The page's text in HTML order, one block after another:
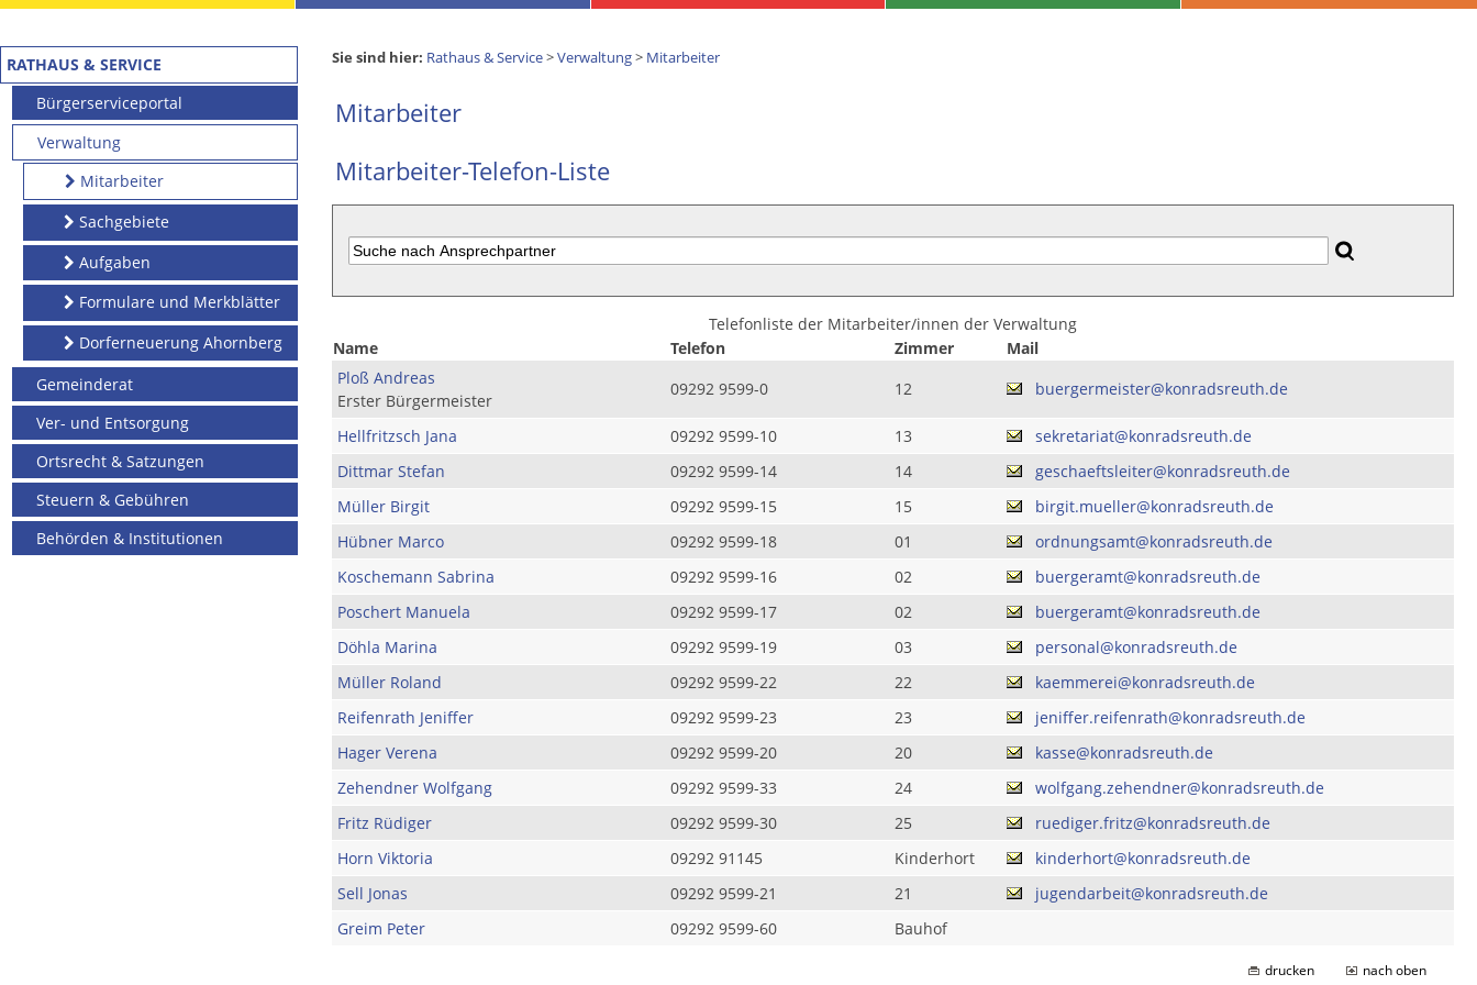
RATHAUS & SERVICE
Bürgerserviceportal
Verwaltung
Mitarbeiter
Sachgebiete
Aufgaben
Formulare und Merkblätter
Dorferneuerung Ahornberg
Gemeinderat
Ver- und Entsorgung
Ortsrecht & Satzungen
Steuern & Gebühren
Behörden & Institutionen
Sie sind hier: Rathaus & Service>Verwaltung> Mitarbeiter
Mitarbeiter
Mitarbeiter-Telefon-Liste
Telefonliste der Mitarbeiter/innen der Verwaltung
Name
Telefon Zimmer
Mail
Ploß Andreas
Erster Bürgermeister
09292 9599-0 12 buergermeister@konradsreuth.de
Hellfritzsch Jana 09292 9599-10 13
sekretariat@konradsreuth.de
Dittmar Stefan
09292 9599-14 14
geschaeftsleiter@konradsreuth.de
Müller Birgit
09292 9599-15 15
birgit.mueller@konradsreuth.de
Hübner Marco
09292 9599-18 01
ordnungsamt@konradsreuth.de
Koschemann Sabrina
09292 9599-16 02
buergeramt@konradsreuth.de
Poschert Manuela
09292 9599-17 02
buergeramt@konradsreuth.de
Döhla Marina
09292 9599-19 03
personal@konradsreuth.de
Müller Roland
09292 9599-22 22
kaemmerei@konradsreuth.de
Reifenrath Jeniffer
09292 9599-23 23
jeniffer.reifenrath@konradsreuth.de
Hager Verena
09292 9599-20 20
kasse@konradsreuth.de
Zehendner Wolfgang
09292 9599-33 24
wolfgang.zehendner@konradsreuth.de
Fritz Rüdiger
09292 9599-30 25
ruediger.fritz@konradsreuth.de
Horn Viktoria
09292 91145 Kinderhort
kinderhort@konradsreuth.de
Sell Jonas
09292 9599-21 21
jugendarbeit@konradsreuth.de
Greim Peter
09292 9599-60 Bauhof
drucken nach oben